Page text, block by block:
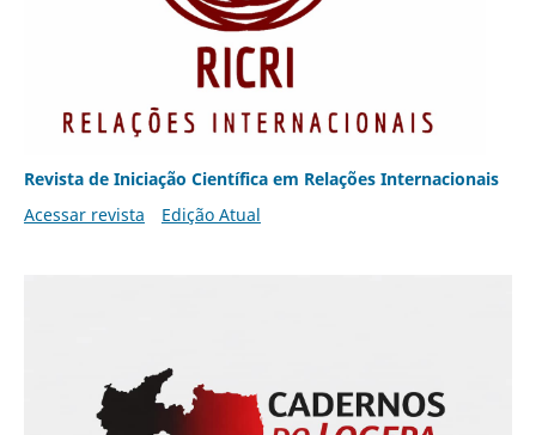
Revista de Iniciação Científica em Relações Internacionais
Acessar revista
Edição Atual